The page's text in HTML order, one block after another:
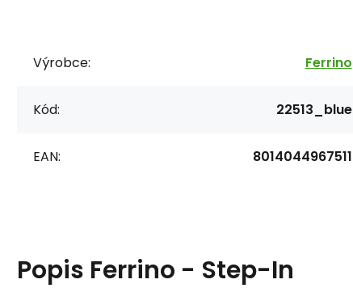
Výrobce: Ferrino
Kód: 22513_blue
EAN: 8014044967511
Popis Ferrino - Step-In